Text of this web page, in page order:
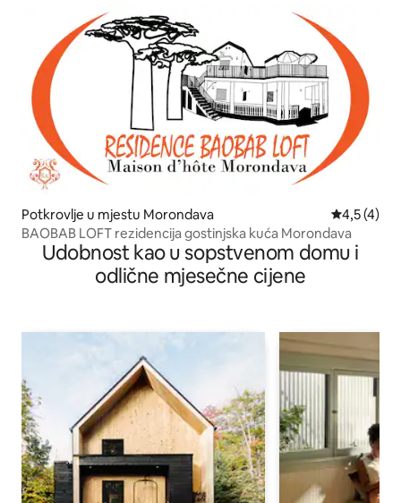
Potkrovlje u mjestu Morondava prosječna
4,5 (4)
BAOBAB LOFT rezidencija gostinjska kuća Morondava
Udobnost kao u sopstvenom domu i
odlične mjesečne cijene